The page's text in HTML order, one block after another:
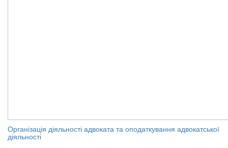
Організація діяльності адвоката та оподаткування адвокатської
діяльності